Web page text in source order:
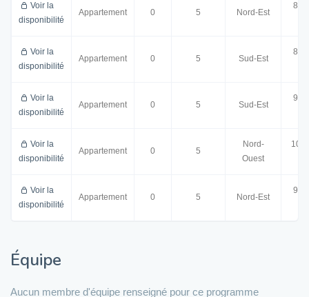
Voir la
disponibilité
Appartement 0 5 Nord-Est
Voir la
disponibilité
Appartement 0 5 Sud-Est
Voir la
disponibilité
Appartement 0 5 Sud-Est
Voir la
disponibilité
Appartement 0 5
Nord-
Ouest
Voir la
disponibilité
Appartement 0 5 Nord-Est
Équipe
Aucun membre d'équipe renseigné pour ce programme